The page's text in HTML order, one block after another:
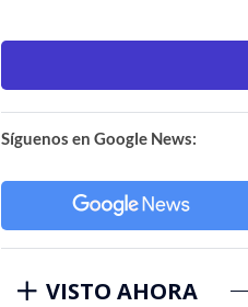
Síguenos en Google News:
VISTO AHORA